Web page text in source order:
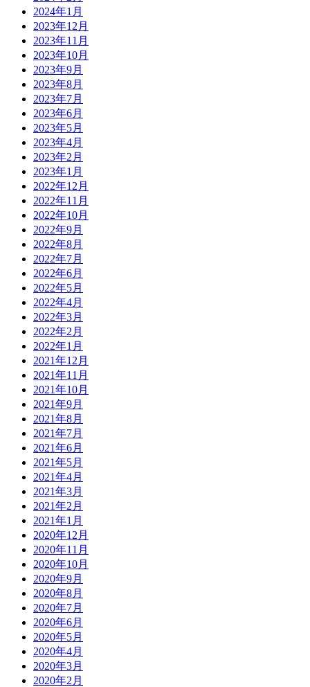
2024年1月
2023年12月
2023年11月
2023年10月
2023年9月
2023年8月
2023年7月
2023年6月
2023年5月
2023年4月
2023年2月
2023年1月
2022年12月
2022年11月
2022年10月
2022年9月
2022年8月
2022年7月
2022年6月
2022年5月
2022年4月
2022年3月
2022年2月
2022年1月
2021年12月
2021年11月
2021年10月
2021年9月
2021年8月
2021年7月
2021年6月
2021年5月
2021年4月
2021年3月
2021年2月
2021年1月
2020年12月
2020年11月
2020年10月
2020年9月
2020年8月
2020年7月
2020年6月
2020年5月
2020年4月
2020年3月
2020年2月